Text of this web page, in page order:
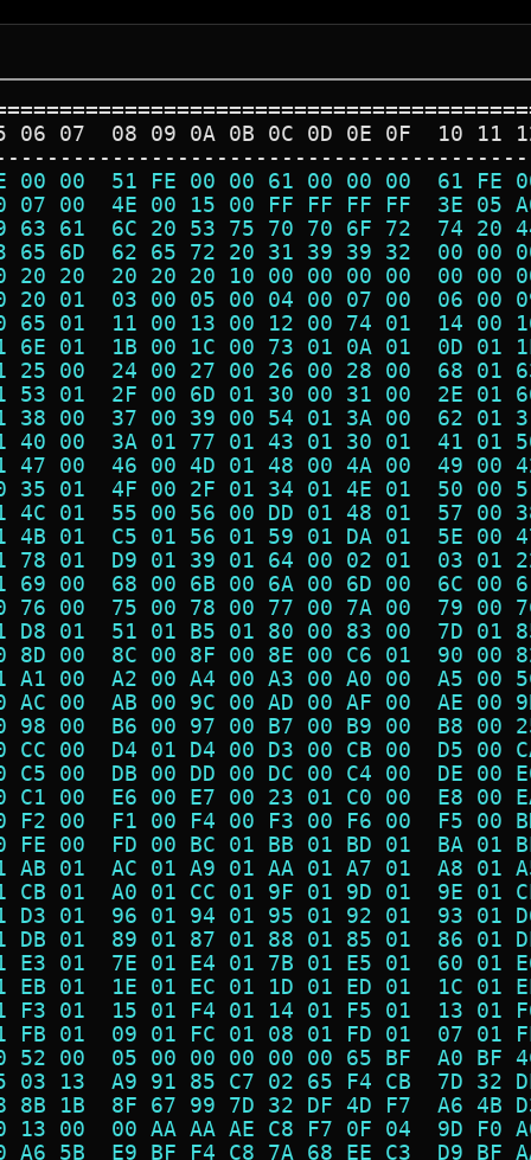
06 07  08 09 0A 0B 0C 0D 0E 0F  10 11
00 00  51 FE 00 00 61 00 00 00  61
07 00  4E 00 15 00 FF FF FF FF  3E
63 61  6C 20 53 75 70 70 6F 72  74
65 6D  62 65 72 20 31 39 39 32  00
20 20  20 20 20 10 00 00 00 00  00
20 01  03 00 05 00 04 00 07 00  06
65 01  11 00 13 00 12 00 74 01  14
6E 01  1B 00 1C 00 73 01 0A 01  0D
25 00  24 00 27 00 26 00 28 00  68
53 01  2F 00 6D 01 30 00 31 00  2E
38 00  37 00 39 00 54 01 3A 00  62
40 00  3A 01 77 01 43 01 30 01  41
47 00  46 00 4D 01 48 00 4A 00  49
35 01  4F 00 2F 01 34 01 4E 01  50
4C 01  55 00 56 00 DD 01 48 01  57
4B 01  C5 01 56 01 59 01 DA 01  5E
78 01  D9 01 39 01 64 00 02 01  03
69 00  68 00 6B 00 6A 00 6D 00  6C
76 00  75 00 78 00 77 00 7A 00  79
D8 01  51 01 B5 01 80 00 83 00  7D
8D 00  8C 00 8F 00 8E 00 C6 01  90
A1 00  A2 00 A4 00 A3 00 A0 00  A5
AC 00  AB 00 9C 00 AD 00 AF 00  AE
98 00  B6 00 97 00 B7 00 B9 00  B8
CC 00  D4 01 D4 00 D3 00 CB 00  D5
C5 00  DB 00 DD 00 DC 00 C4 00  DE
C1 00  E6 00 E7 00 23 01 C0 00  E8
F2 00  F1 00 F4 00 F3 00 F6 00  F5
FE 00  FD 00 BC 01 BB 01 BD 01  BA
AB 01  AC 01 A9 01 AA 01 A7 01  A8
CB 01  A0 01 CC 01 9F 01 9D 01  9E
D3 01  96 01 94 01 95 01 92 01  93
DB 01  89 01 87 01 88 01 85 01  86
E3 01  7E 01 E4 01 7B 01 E5 01  60
EB 01  1E 01 EC 01 1D 01 ED 01  1C
F3 01  15 01 F4 01 14 01 F5 01  13
FB 01  09 01 FC 01 08 01 FD 01  07
52 00  05 00 00 00 00 00 65 BF  A0
03 13  A9 91 85 C7 02 65 F4 CB  7D
8B 1B  8F 67 99 7D 32 DF 4D F7  A6
13 00  00 AA AA AE C8 F7 0F 04  9D
A6 5B  E9 BF F4 C8 7A 68 EE C3  D9